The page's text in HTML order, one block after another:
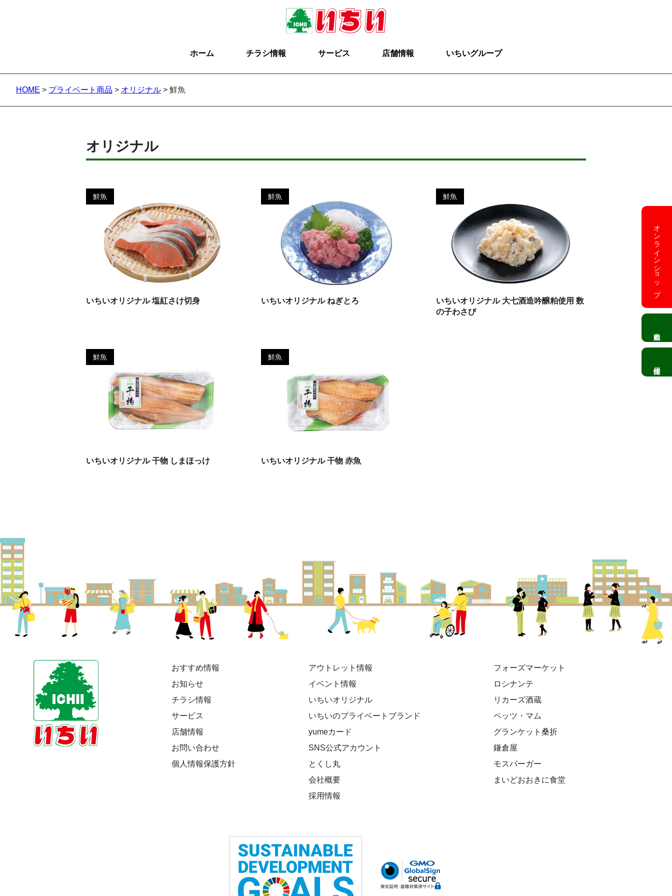
ホーム チラシ情報 サービス 店舗情報 いちいグループ
HOME > プライベート商品 > オリジナル > 鮮魚
オリジナル
鮮魚
いちいオリジナル 塩紅さけ切身
鮮魚
いちいオリジナル ねぎとろ
鮮魚
いちいオリジナル 大七酒造吟醸粕使用 数
の子わさび
鮮魚
いちいオリジナル 干物 しまほっけ
鮮魚
いちいオリジナル 干物 赤魚
おすすめ情報
お知らせ
チラシ情報
サービス
店舗情報
お問い合わせ
個人情報保護方針
アウトレット情報
イベント情報
いちいオリジナル
いちいのプライベートブランド
yumeカード
SNS公式アカウント
とくし丸
会社概要
採用情報
フォーズマーケット
ロシナンテ
リカーズ酒蔵
ペッツ・マム
グランケット桑折
鎌倉屋
モスバーガー
まいどおおきに食堂
オンラインショップ